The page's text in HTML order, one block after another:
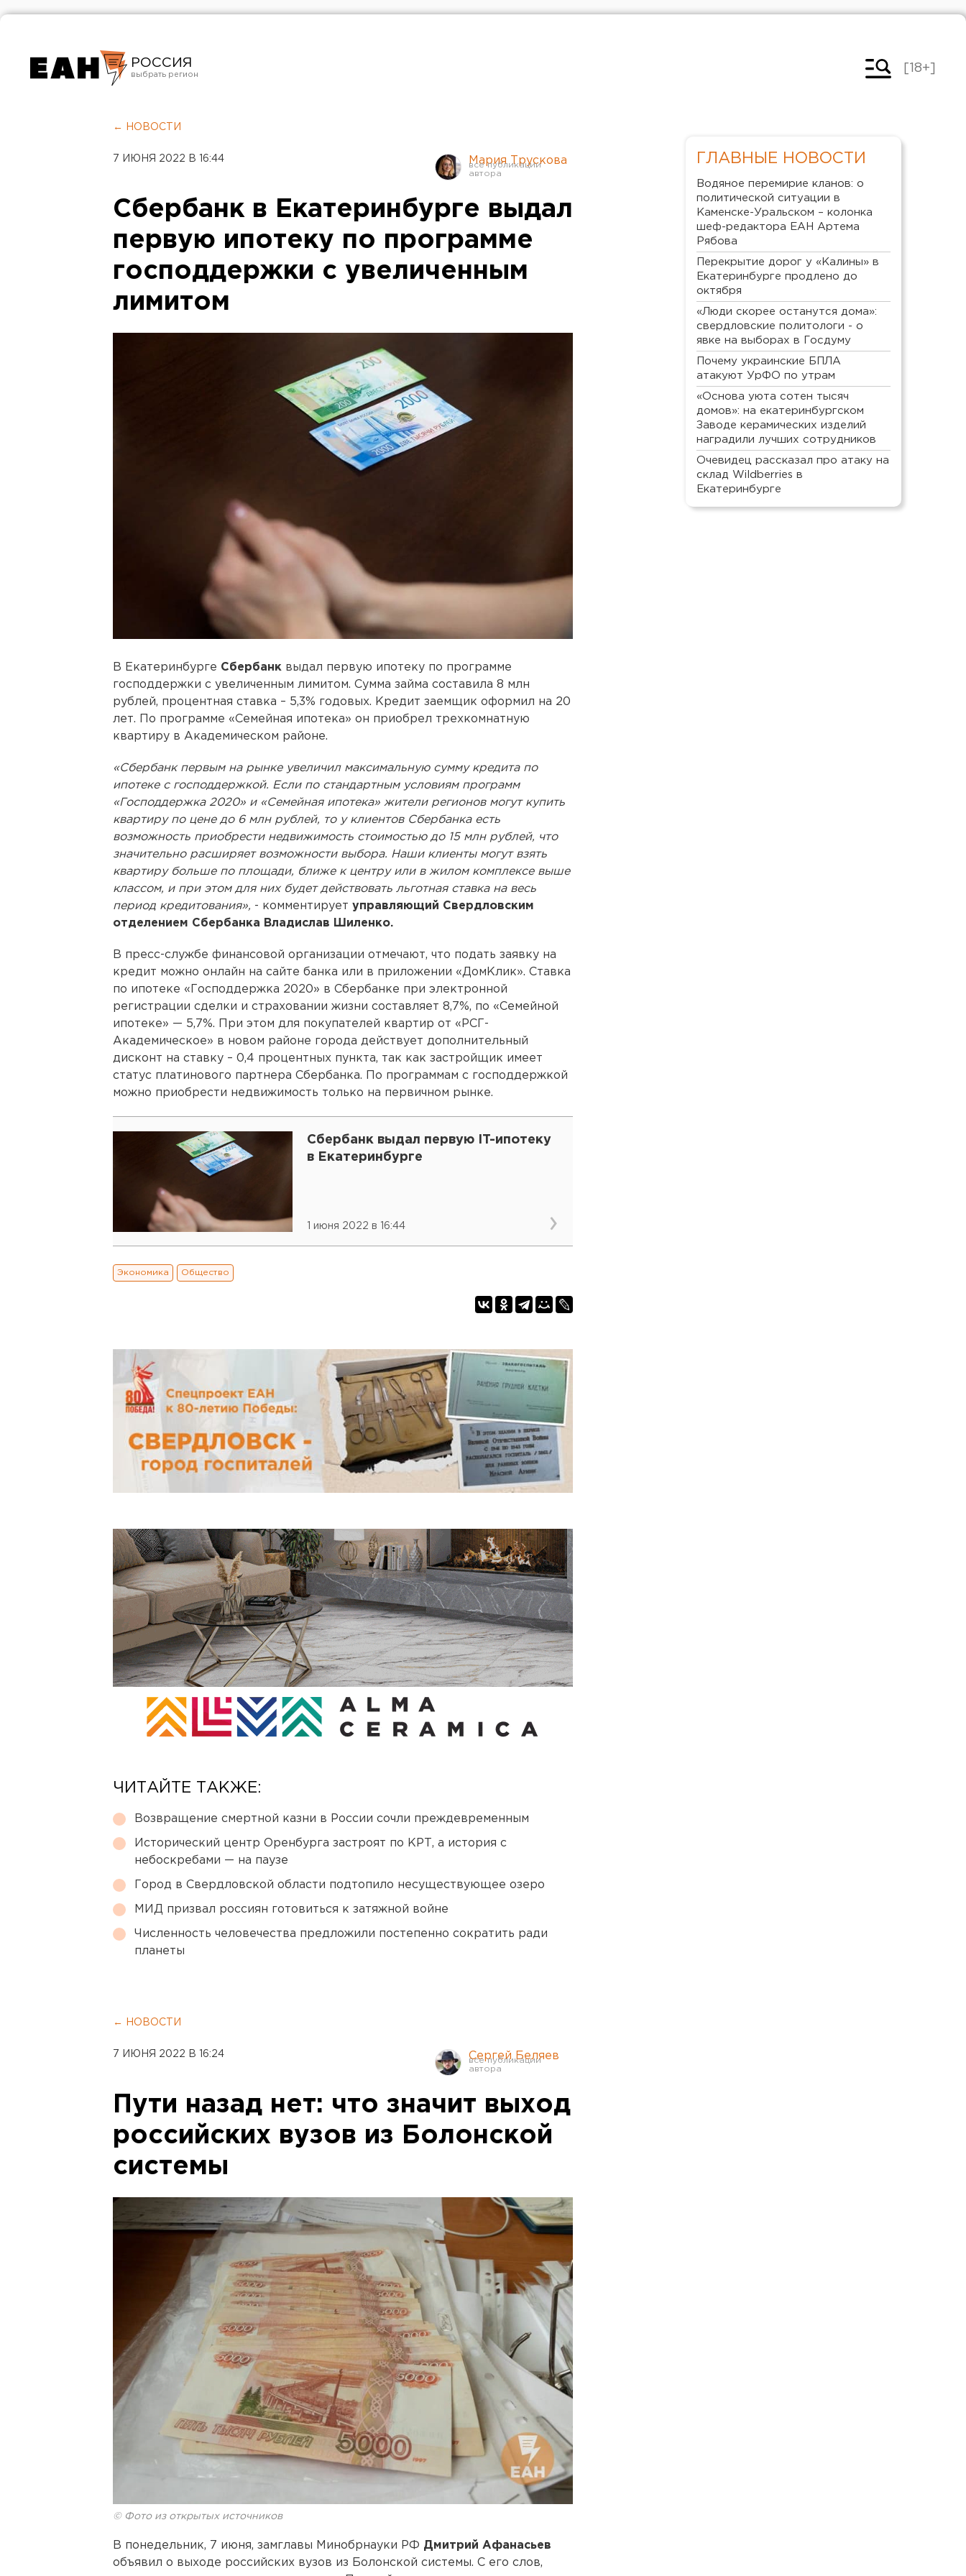
РОССИЯ
Челябинск
[18+]
← НОВОСТИ
7 ИЮНЯ 2022 В 16:44 Мария Трускова
Сбербанк в Екатеринбурге выдал
первую ипотеку по программе
господдержки с увеличенным
лимитом
В Екатеринбурге Сбербанк выдал первую ипотеку по программе
господдержки с увеличенным лимитом. Сумма займа составила 8 млн
рублей, процентная ставка – 5,3% годовых. Кредит заемщик оформил на 20
лет. По программе «Семейная ипотека» он приобрел трехкомнатную
квартиру в Академическом районе.
«Сбербанк первым на рынке увеличил максимальную сумму кредита по
ипотеке с господдержкой. Если по стандартным условиям программ
«Господдержка 2020» и «Семейная ипотека» жители регионов могут купить
квартиру по цене до 6 млн рублей, то у клиентов Сбербанка есть
возможность приобрести недвижимость стоимостью до 15 млн рублей, что
значительно расширяет возможности выбора. Наши клиенты могут взять
квартиру больше по площади, ближе к центру или в жилом комплексе выше
классом, и при этом для них будет действовать льготная ставка на весь
период кредитования», - комментирует управляющий Свердловским
отделением Сбербанка Владислав Шиленко.
В пресс-службе финансовой организации отмечают, что подать заявку на
кредит можно онлайн на сайте банка или в приложении «ДомКлик». Ставка
по ипотеке «Господдержка 2020» в Сбербанке при электронной
регистрации сделки и страховании жизни составляет 8,7%, по «Семейной
ипотеке» — 5,7%. При этом для покупателей квартир от «РСГ-
Академическое» в новом районе города действует дополнительный
дисконт на ставку – 0,4 процентных пункта, так как застройщик имеет
статус платинового партнера Сбербанка. По программам с господдержкой
можно приобрести недвижимость только на первичном рынке.
Сбербанк выдал первую IT-ипотеку
в Екатеринбурге
1 июня 2022 в 16:44
Экономика Общество
ЧИТАЙТЕ ТАКЖЕ:
Возвращение смертной казни в России сочли преждевременным
Исторический центр Оренбурга застроят по КРТ, а история с
небоскребами — на паузе
Город в Свердловской области подтопило несуществующее озеро
МИД призвал россиян готовиться к затяжной войне
Численность человечества предложили постепенно сократить ради
планеты
← НОВОСТИ
7 ИЮНЯ 2022 В 16:24 Сергей Беляев
Пути назад нет: что значит выход
российских вузов из Болонской
системы
© Фото из открытых источников
В понедельник, 7 июня, замглавы Минобрнауки РФ Дмитрий Афанасьев
объявил о выходе российских вузов из Болонской системы. С его слов,
ГЛАВНЫЕ НОВОСТИ
Водяное перемирие кланов: о
политической ситуации в
Каменске-Уральском – колонка
шеф-редактора ЕАН Артема
Рябова
Перекрытие дорог у «Калины» в
Екатеринбурге продлено до
октября
«Люди скорее останутся дома»:
свердловские политологи - о
явке на выборах в Госдуму
Почему украинские БПЛА
атакуют УрФО по утрам
«Основа уюта сотен тысяч
домов»: на екатеринбургском
Заводе керамических изделий
наградили лучших сотрудников
Очевидец рассказал про атаку на
склад Wildberries в
Екатеринбурге